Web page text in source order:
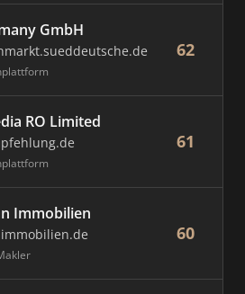
GmbH
62
RO Limited
61
Immobilien
60